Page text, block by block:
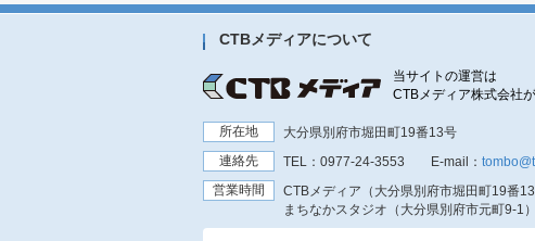
CTBメディアについて
当サイトの運営は
CTBメディア株式会社
所在地
大分県別府市堀田町19番13号
連絡先
TEL： 0977-24-3553 E-mail：
営業時間
CTBメディア（大分県別府市堀田町19番13
まちなかスタジオ（大分県別府市元町9-1）